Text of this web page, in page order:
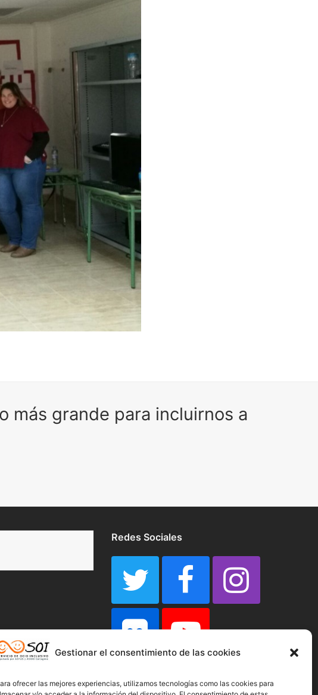
Gestionar el consentimiento de las cookies
ofrecer las mejores experiencias, utilizamos tecnologías como las cookies para
más grande para incluirnos a
Redes Sociales
Twitter
FlickrYoutube